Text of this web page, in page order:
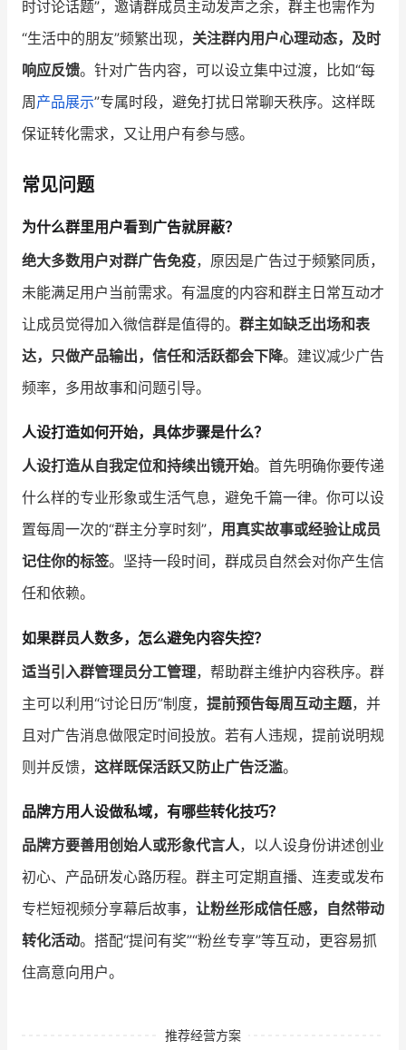
时讨论话题”，邀请群成员主动发声之余，群主也需作为
“生活中的朋友”频繁出现， 关注群内用户心理动态，及时
响应反馈。针对广告内容，可以设立集中过渡，比如“每
周 产品展示”专属时段，避免打扰日常聊天秩序。这样既
保证转化需求，又让用户有参与感。
常见问题
为什么群里用户看到广告就屏蔽？
绝大多数用户对群广告免疫，原因是广告过于频繁同质，
未能满足用户当前需求。有温度的内容和群主日常互动才
让成员觉得加入微信群是值得的。 群主如缺乏出场和表
达，只做产品输出，信任和活跃都会下降。建议减少广告
频率，多用故事和问题引导。
人设打造如何开始，具体步骤是什么？
人设打造从自我定位和持续出镜开始。首先明确你要传递
什么样的专业形象或生活气息，避免千篇一律。你可以设
置每周一次的“群主分享时刻”， 用真实故事或经验让成员
记住你的标签。坚持一段时间，群成员自然会对你产生信
任和依赖。
如果群员人数多，怎么避免内容失控？
适当引入群管理员分工管理，帮助群主维护内容秩序。群
主可以利用“讨论日历”制度， 提前预告每周互动主题，并
且对广告消息做限定时间投放。若有人违规，提前说明规
则并反馈， 这样既保活跃又防止广告泛滥。
品牌方用人设做私域，有哪些转化技巧？
品牌方要善用创始人或形象代言人，以人设身份讲述创业
初心、产品研发心路历程。群主可定期直播、连麦或发布
专栏短视频分享幕后故事， 让粉丝形成信任感，自然带动
转化活动。搭配“提问有奖”“粉丝专享”等互动，更容易抓
住高意向用户。
推荐经营方案